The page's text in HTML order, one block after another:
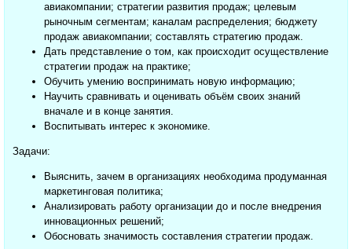
авиакомпании; стратегии развития продаж; целевым
рыночным сегментам; каналам распределения; бюджету
продаж авиакомпании; составлять стратегию продаж.
Дать представление о том, как происходит осуществление
стратегии продаж на практике;
Обучить умению воспринимать новую информацию;
Научить сравнивать и оценивать объём своих знаний
вначале и в конце занятия.
Воспитывать интерес к экономике.
Задачи:
Выяснить, зачем в организациях необходима продуманная
маркетинговая политика;
Анализировать работу организации до и после внедрения
инновационных решений;
Обосновать значимость составления стратегии продаж.